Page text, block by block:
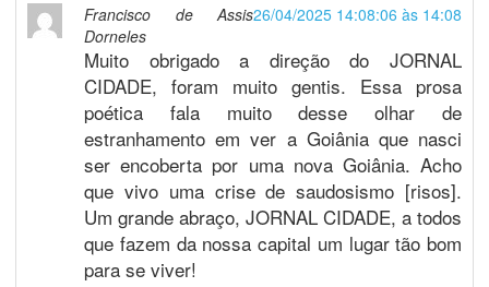
26/04/2025 14:08:06 às 14:08
Francisco de Assis
Dorneles
Muito obrigado a direção do JORNAL
CIDADE, foram muito gentis. Essa prosa
poética fala muito desse olhar de
estranhamento em ver a Goiânia que nasci
ser encoberta por uma nova Goiânia. Acho
que vivo uma crise de saudosismo [risos].
Um grande abraço, JORNAL CIDADE, a todos
que fazem da nossa capital um lugar tão bom
para se viver!